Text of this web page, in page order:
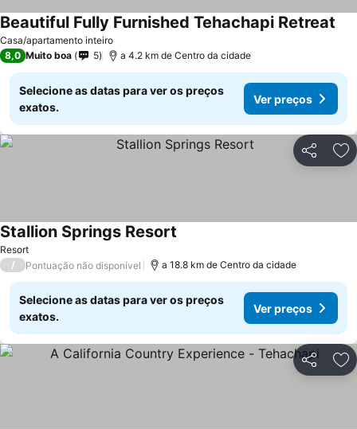
Casa/apartamento inteiro
Beautiful Fully Furnished Tehachapi Retreat
8,0 Muito boa 5 a 4.2 km de Centro da cidade
Selecione as datas para ver os preços
exatos.
Ver preços
Partilhar
Resort
Stallion Springs Resort
/ Pontuação não disponível a 18.8 km de Centro da cidade
Selecione as datas para ver os preços
exatos.
Ver preços
Partilhar